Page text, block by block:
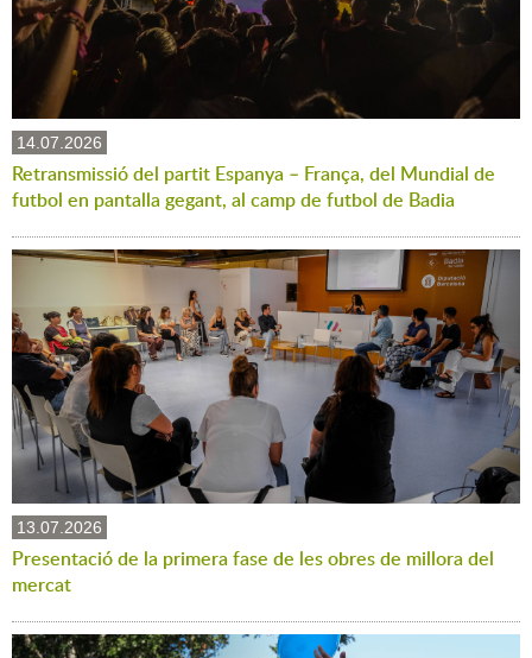
14.07.2026
Retransmissió del partit Espanya – França, del Mundial de
futbol en pantalla gegant, al camp de futbol de Badia
13.07.2026
Presentació de la primera fase de les obres de millora del
mercat